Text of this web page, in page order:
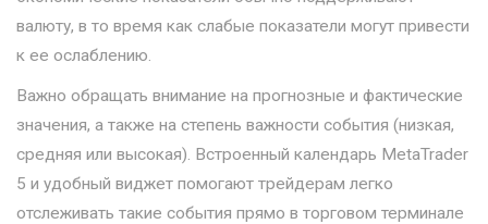
валюту, в то время как слабые показатели могут привести
к ее ослаблению.
Важно обращать внимание на прогнозные и фактические
значения, а также на степень важности события (низкая,
средняя или высокая). Встроенный календарь MetaTrader
5 и удобный виджет помогают трейдерам легко
отслеживать такие события прямо в торговом терминале